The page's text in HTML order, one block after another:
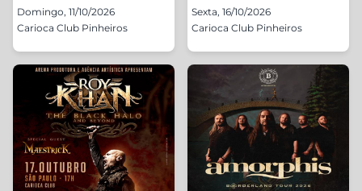
Domingo, 11/10/2026
Carioca Club Pinheiros
Sexta, 16/10/2026
Carioca Club Pinheiros